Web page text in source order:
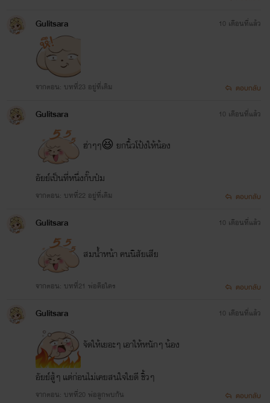
Gulitsara
จากตอน: บทที่23 อยู่ที่เดิม
10 เดือนที่แล้ว
ตอบกลับ
Gulitsara
ฮ่าๆๆ😆 ยกนิ้วโป้งให้น้อง
อัยย์เป็นที่หนึ่งกั๊บป๋ม
จากตอน: บทที่22 อยู่ที่เดิม
10 เดือนที่แล้ว
ตอบกลับ
Gulitsara
สมน้ำหน้า คนนิสัยเสีย
จากตอน: บทที่21 พ่อคือใคร
10 เดือนที่แล้ว
ตอบกลับ
Gulitsara
จัดให้เยอะๆ เอาให้หนักๆ น้อง
อัยย์สู้ๆ แต่ก่อนไม่เคยสนใจใยดี ชิ้วๆ
จากตอน: บทที่20 พ่อลูกพบกัน
10 เดือนที่แล้ว
ตอบกลับ